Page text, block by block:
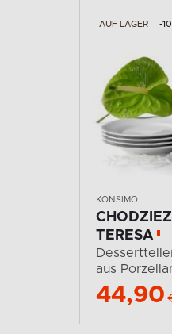
AUF LAGER -
KONSIMO
TERESA
aus
44,90